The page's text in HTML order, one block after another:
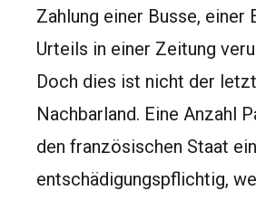
Zahlung einer Busse,
Urteils in einer Zeitung
Doch dies ist nicht der
Nachbarland. Eine Anzahl
den französischen Staat
entschädigungspflichtig,